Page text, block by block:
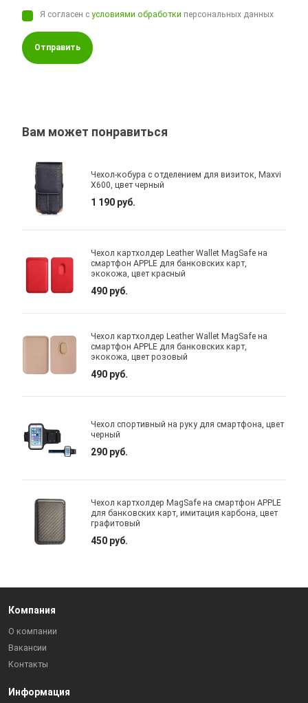
Я согласен сусловиями обработки персональных данных
Отправить
Вам может понравиться
Чехол-кобура с отделением для визиток, Maxvi
X600, цвет черный
1 190 руб.
Чехол картхолдер Leather Wallet MagSafe на
смартфон APPLE для банковских карт,
экокожа, цвет красный
490 руб.
Чехол картхолдер Leather Wallet MagSafe на
смартфон APPLE для банковских карт,
экокожа, цвет розовый
490 руб.
Чехол спортивный на руку для смартфона, цвет
черный
290 руб.
Чехол картхолдер MagSafe на смартфон APPLE
для банковских карт, имитация карбона, цвет
графитовый
450 руб.
Компания
О компании
Вакансии
Контакты
Информация